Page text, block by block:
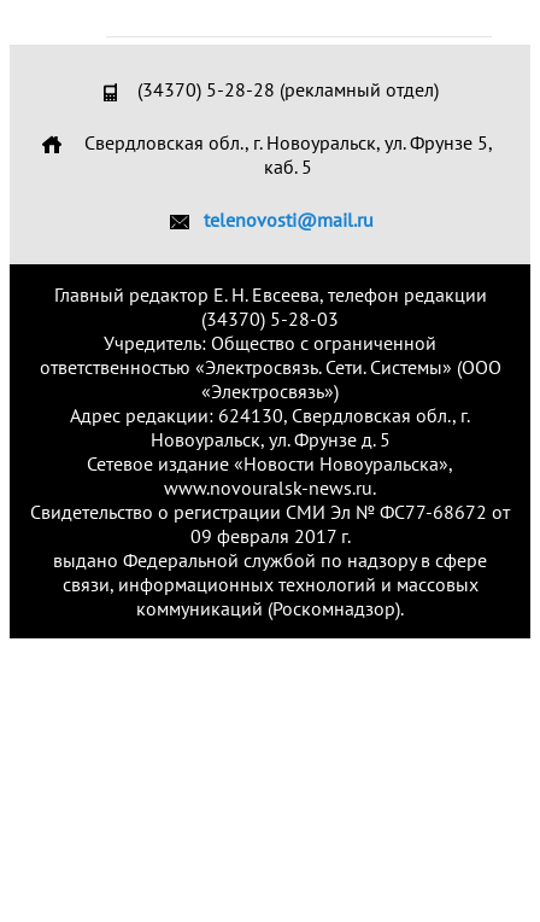
(34370) 5-28-28 (рекламный отдел)
Свердловская обл., г. Новоуральск, ул. Фрунзе 5,
каб. 5
telenovosti@mail.ru
Главный редактор Е. Н. Евсеева, телефон редакции
(34370) 5-28-03
Учредитель: Общество с ограниченной
ответственностью «Электросвязь. Сети. Системы» (ООО
«Электросвязь»)
Адрес редакции: 624130, Свердловская обл., г.
Новоуральск, ул. Фрунзе д. 5
Сетевое издание «Новости Новоуральска»,
www.novouralsk-news.ru.
Свидетельство о регистрации СМИ Эл № ФС77-68672 от
09 февраля 2017 г.
выдано Федеральной службой по надзору в сфере
связи, информационных технологий и массовых
коммуникаций (Роскомнадзор).